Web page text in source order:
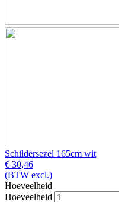
Schildersezel 165cm wit
€ 30,46
(BTW excl.)
Hoeveelheid
Hoeveelheid